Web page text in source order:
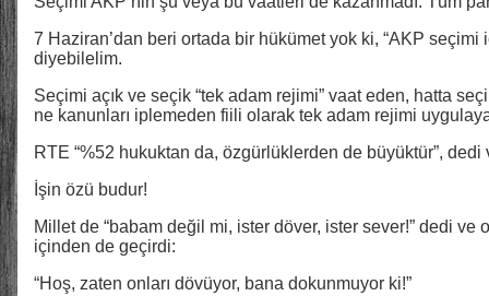
7 Haziran’dan beri ortada bir hükümet yok ki, “AKP seçimi
diyebilelim.
Seçimi açık ve seçik “tek adam rejimi” vaat eden, hatta
ne kanunları iplemeden fiili olarak tek adam rejimi
RTE “%52 hukuktan da, özgürlüklerden de büyüktür”, dedi
İşin özü budur!
Millet de “babam değil mi, ister döver, ister sever!” dedi ve
içinden de geçirdi:
“Hoş, zaten onları dövüyor, bana dokunmuyor ki!”